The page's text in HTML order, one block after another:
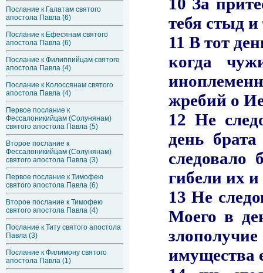
Послание к Галатам святого
апостола Павла (6)
Послание к Ефесянам святого
апостола Павла (6)
Послание к Филиппийцам святого
апостола Павла (4)
Послание к Колоссянам святого
апостола Павла (4)
Первое послание к
Фессалоникийцам (Солунянам)
святого апостола Павла (5)
Второе послание к
Фессалоникийцам (Солунянам)
святого апостола Павла (3)
Первое послание к Тимофею
святого апостола Павла (6)
Второе послание к Тимофею
святого апостола Павла (4)
Послание к Титу святого апостола
Павла (3)
Послание к Филимону святого
апостола Павла (1)